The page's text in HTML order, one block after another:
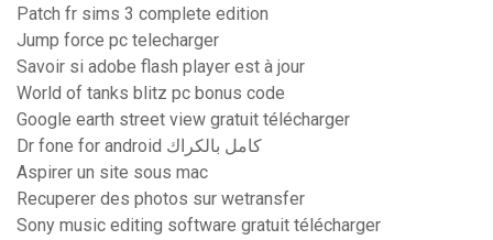
Patch fr sims 3 complete edition
Jump force pc telecharger
Savoir si adobe flash player est à jour
World of tanks blitz pc bonus code
Google earth street view gratuit télécharger
Dr fone for android كامل بالكراك
Aspirer un site sous mac
Recuperer des photos sur wetransfer
Sony music editing software gratuit télécharger